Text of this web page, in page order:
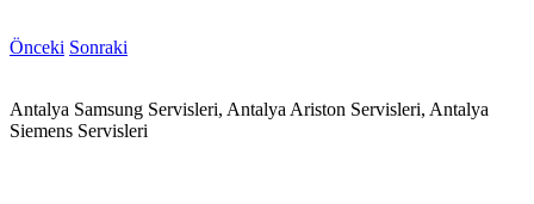
Önceki Sonraki
Antalya Samsung Servisleri, Antalya Ariston Servisleri, Antalya
Siemens Servisleri